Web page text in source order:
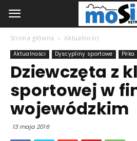
Strona główna Aktualności
Aktualności Dyscypliny sportowe
Dziewczęta z
sportowej w
wojewódzkim
13 maja 2016